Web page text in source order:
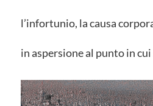
l’infortunio, la causa
in aspersione al punto in